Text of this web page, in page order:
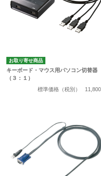
お取り寄せ商品
キーボード・マウス用パソコン切替器
（３：１）
標準価格（税別）